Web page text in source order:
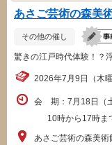
あさご芸術の森美
その他の催し
驚きの江戸時代体験！？
2026年7月9日（木
会 期：7月18日（
10時から17時まで
あさご芸術の森美術